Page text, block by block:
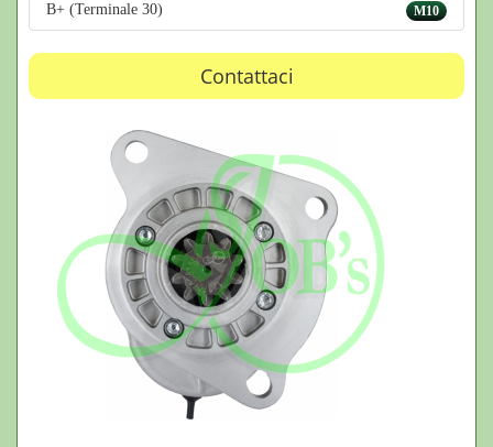
M10
B+ (Terminale 30)
Contattaci